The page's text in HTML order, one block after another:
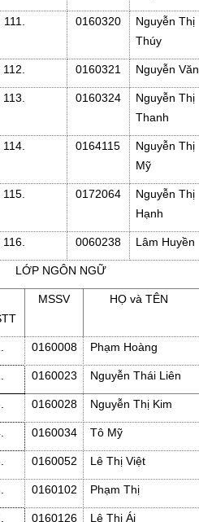
111. 0160320
Nguyễn Thị
Thúy
112. 0160321 Nguyễn Văn
113. 0160324
Nguyễn Thị
Thanh
114. 0164115
Nguyễn Thị
Mỹ
115. 0172064
Nguyễn Thị
Hạnh
116. 0060238 Lâm Huyền
LỚP NGÔN NGỮ
MSSV HỌ và TÊN
0160008 Phạm Hoàng
0160023 Nguyễn Thái Liên
0160028 Nguyễn Thị Kim
0160034 Tô Mỹ
0160052 Lê Thị Việt
0160102 Phạm Thị
0160126 Lê Thị Ái